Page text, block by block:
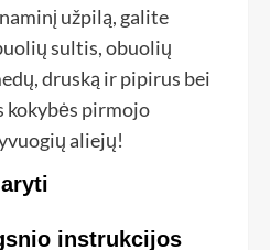
užpilą, galite
sultis, obuolių
druską ir pipirus bei
kokybės pirmojo
aliejų!
instrukcijos